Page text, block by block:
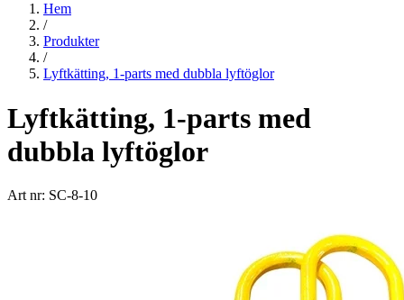
Hem
/
Produkter
/
Lyftkätting, 1-parts med dubbla lyftöglor
Lyftkätting, 1-parts med
dubbla lyftöglor
Art nr: SC-8-10